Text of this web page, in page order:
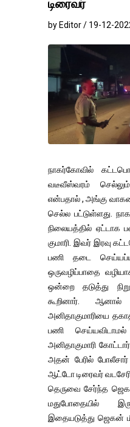
டிரைவர்
by Editor / 19-12-
நாகர்கோவில்
வடீவீஸ்வரம்
என்பதால் , அங்கு
செல்ல பட்டுள்ளது.
நிலையத்தில் ஏட்டாக
குமாரி. இவர் இரவு
பணி தடை
ஒருவழிப்பாதை
ஒன்றை தடுத்து
கூறினார்.
அனிதாகுமாரியை
பணி செய்யவிடாமல்
அனிதாகுமாரி
அதன் பேரில்
ஆட்டோ டிரைவர்
தெருவை சேர்ந்த
மதுபோதையில்
இதையடுத்து ஜெகன்